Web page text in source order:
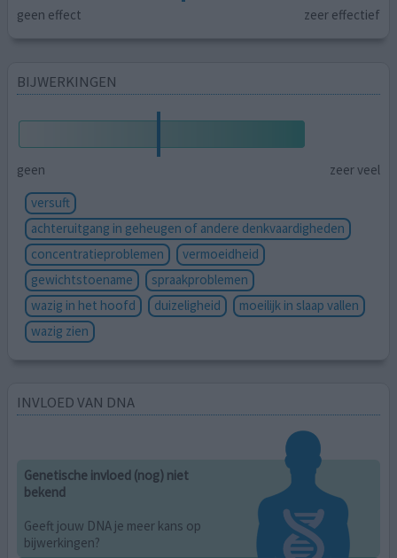
geen effect zeer effectief
BIJWERKINGEN
geen
zeer veel
versuft
achteruitgang in geheugen of andere denkvaardigheden
concentratieproblemen
vermoeidheid
gewichtstoename
spraakproblemen
wazig in het hoofd
duizeligheid
moeilijk in slaap vallen
wazig zien
INVLOED VAN DNA
Genetische invloed (nog) niet
bekend
Geeft jouw DNA je meer kans op
bijwerkingen?